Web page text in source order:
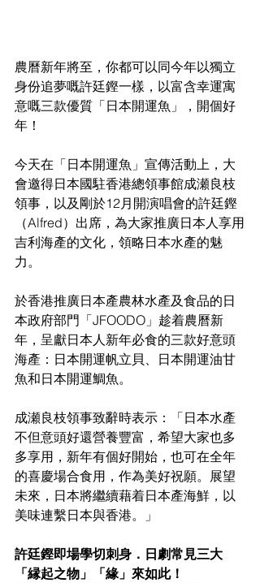
農曆新年將至，你都可以同今年以獨立
身份追夢嘅許廷鏗一樣，以富含幸運寓
意嘅三款優質「日本開運魚」，開個好
年！
今天在「日本開運魚」宣傳活動上，大
會邀得日本國駐香港總領事館成瀬良枝
領事，以及剛於12月開演唱會的許廷鏗
（Alfred）出席，為大家推廣日本人享用
吉利海產的文化，領略日本水產的魅
力。
於香港推廣日本產農林水產及食品的日
本政府部門「JFOODO」趁着農曆新
年，呈獻日本人新年必食的三款好意頭
海產：日本開運帆立貝、日本開運油甘
魚和日本開運鯛魚。
成瀬良枝領事致辭時表示：「日本水產
不但意頭好還營養豐富，希望大家也多
多享用，新年有個好開始，也可在全年
的喜慶場合食用，作為美好祝願。展望
未來，日本將繼續藉着日本產海鮮，以
美味連繫日本與香港。」
許廷鏗即場學切刺身．日劇常見三大
「縁起之物」「緣」來如此！